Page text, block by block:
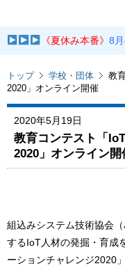
《夏休み本番》8
トップ 学校・団体
教
2020」オンライン開催
2020年5月19日
教育コンテスト「
2020」オンライン開
組込みシステム技術協会
するIoT人材の発掘・育成
ーションチャレンジ2020